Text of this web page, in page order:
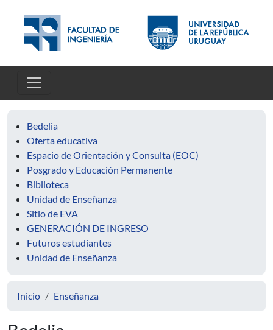
Bedelia
Oferta educativa
Espacio de Orientación y Consulta (EOC)
Posgrado y Educación Permanente
Biblioteca
Unidad de Enseñanza
Sitio de EVA
GENERACIÓN DE INGRESO
Futuros estudiantes
Unidad de Enseñanza
Inicio Enseñanza